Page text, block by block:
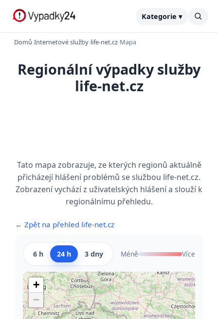
Kategorie ▾
Domů›Internetové služby›life-net.cz›Mapa
Regionální výpadky služby
life-net.cz
Tato mapa zobrazuje, ze kterých regionů aktuálně
přicházejí hlášení problémů se službou life-net.cz.
Zobrazení vychází z uživatelských hlášení a slouží k
regionálnímu přehledu.
← Zpět na přehled life-net.cz
6 h 24 h 3 dny Méně Více
+
−